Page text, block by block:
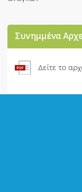
Συνημμένα
Δείτε το